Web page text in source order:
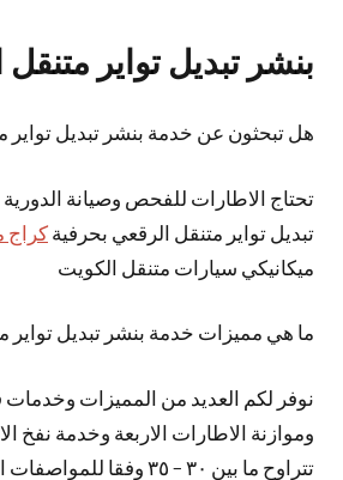
بنشر تبديل تواير
هل تبحثون عن خدمة بنشر تبديل تواير
تحتاج الاطارات للفحص وصيانة
تبديل تواير متنقل الرقعي بحرفية كراج
ميكانيكي سيارات متنقل الكويت
ما هي مميزات خدمة بنشر تبديل تواير
نوفر لكم العديد من المميزات
وموازنة الاطارات الاربعة وخدمة نفخ
تتراوح ما بين ٣٠ – ٣٥ وفقا